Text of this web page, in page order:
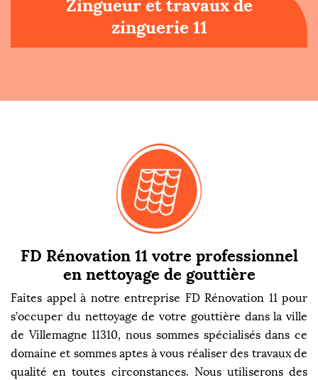
Zingueur et travaux de
zinguerie 11
FD Rénovation 11 votre professionnel
en nettoyage de gouttière
Faites appel à notre entreprise FD Rénovation 11 pour
s’occuper du nettoyage de votre gouttière dans la ville
de Villemagne 11310, nous sommes spécialisés dans ce
domaine et sommes aptes à vous réaliser des travaux de
qualité en toutes circonstances. Nous utiliserons des